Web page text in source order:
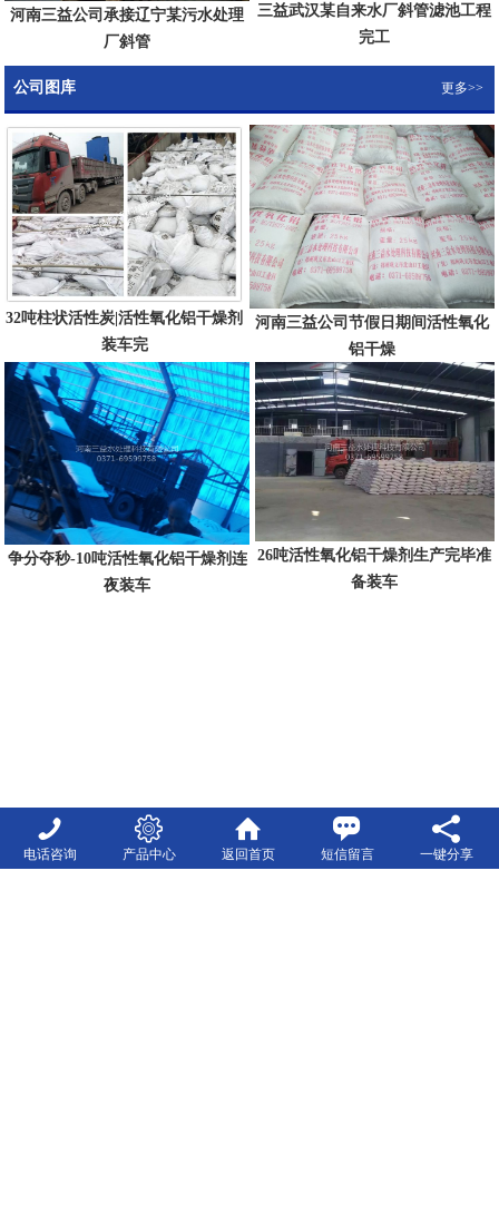
河南三益公司承接辽宁某污水处理
厂斜管
三益武汉某自来水厂斜管滤池工程
完工
公司图库 更多>>
32吨柱状活性炭|活性氧化铝干燥剂
装车完
河南三益公司节假日期间活性氧化
铝干燥
争分夺秒-10吨活性氧化铝干燥剂连
夜装车
26吨活性氧化铝干燥剂生产完毕准
备装车
电话咨询 产品中心 返回首页 短信留言 一键分享